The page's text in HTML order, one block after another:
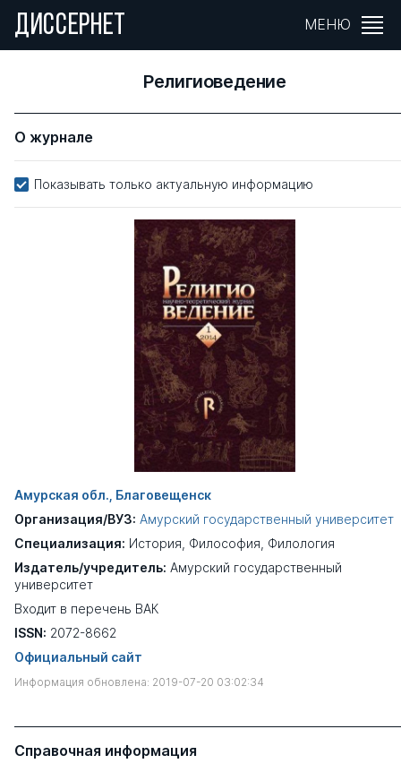
ДИССЕРНЕТ МЕНЮ
Религиоведение
О журнале
Показывать только актуальную информацию
Амурская обл., Благовещенск
Организация/ВУЗ: Амурский государственный университет
Специализация: История Философия Филология
Издатель/учредитель: Амурский государственный
университет
Входит в перечень ВАК
ISSN: 2072-8662
Официальный сайт
Информация обновлена: 2019-07-20 03:02:34
Справочная информация